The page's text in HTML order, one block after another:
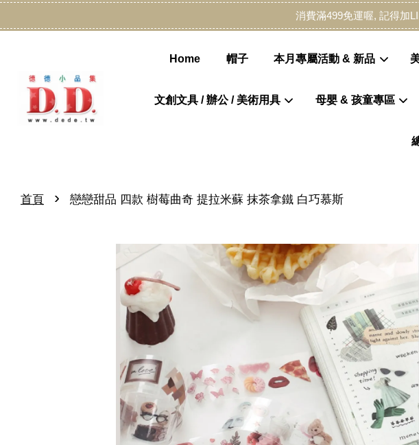
消費滿499免運喔, 記得加
Home 帽子 本月專屬活動 & 新品
文創文具 / 辦公 / 美術用具 母嬰 & 孩童專區
首頁 › 戀戀甜品 四款 樹莓曲奇 提拉米蘇 抹茶拿鐵 白巧慕斯